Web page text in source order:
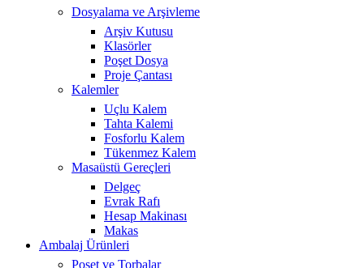
Dosyalama ve Arşivleme
Arşiv Kutusu
Klasörler
Poşet Dosya
Proje Çantası
Kalemler
Uçlu Kalem
Tahta Kalemi
Fosforlu Kalem
Tükenmez Kalem
Masaüstü Gereçleri
Delgeç
Evrak Rafı
Hesap Makinası
Makas
Ambalaj Ürünleri
Poşet ve Torbalar